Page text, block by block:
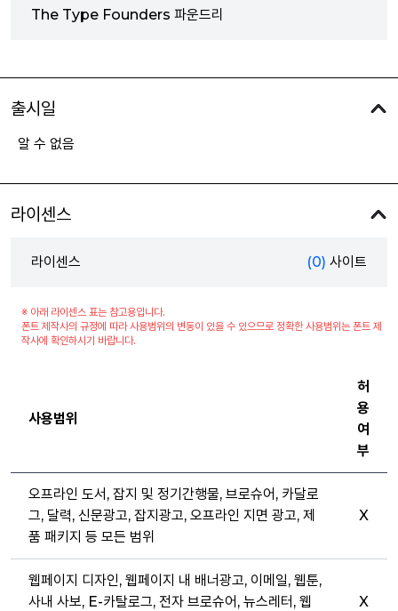
The Type Founders 파운드리
출시일
알 수 없음
라이센스
라이센스 (0) 사이트
※ 아래 라이센스 표는 참고용입니다.
폰트 제작사의 규정에 따라 사용범위의 변동이 있을 수 있으므로 정확한 사용범위는 폰트 제
작사에 확인하시기 바랍니다.
사용범위
허
용
여
부
오프라인 도서, 잡지 및 정기간행물, 브로슈어, 카달로
그, 달력, 신문광고, 잡지광고, 오프라인 지면 광고, 제
품 패키지 등 모든 범위
X
웹페이지 디자인, 웹페이지 내 배너광고, 이메일, 웹툰,
사내 사보, E-카탈로그, 전자 브로슈어, 뉴스레터, 웹
X